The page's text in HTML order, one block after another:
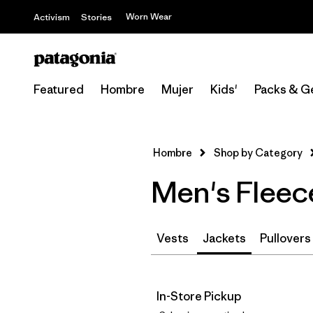
Activism Stories Worn Wear
Featured Hombre Mujer Kids' Packs &
Hombre Shop by Category
Men's
Vests Jackets Pullovers
In-Store Pickup